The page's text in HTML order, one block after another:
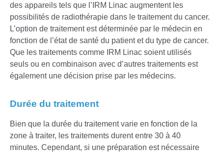
des appareils tels que l’IRM Linac augmentent les
possibilités de radiothérapie dans le traitement du cancer.
L’option de traitement est déterminée par le médecin en
fonction de l’état de santé du patient et du type de cancer.
Que les traitements comme IRM Linac soient utilisés
seuls ou en combinaison avec d’autres traitements est
également une décision prise par les médecins.
Durée du traitement
Bien que la durée du traitement varie en fonction de la
zone à traiter, les traitements durent entre 30 à 40
minutes. Cependant, si une préparation est nécessaire